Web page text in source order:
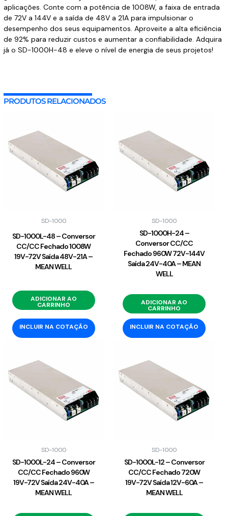
aplicações. Conte com a potência de 1008W, a faixa de entrada
de 72V a 144V e a saída de 48V a 21A para impulsionar o
desempenho dos seus equipamentos. Aproveite a alta eficiência
de 92% para reduzir custos e aumentar a confiabilidade. Adquira
já o SD-1000H-48 e eleve o nível de energia de seus projetos!
PRODUTOS RELACIONADOS
SD-1000
SD-1000L-48 – Conversor
CC/CC Fechado 1008W
19V-72V Saída 48V-21A –
MEAN WELL
ADICIONAR AO
CARRINHO
INCLUIR NA COTAÇÃO
SD-1000
SD-1000H-24 –
Conversor CC/CC
Fechado 960W 72V-144V
Saída 24V-40A – MEAN
WELL
ADICIONAR AO
CARRINHO
INCLUIR NA COTAÇÃO
SD-1000
SD-1000L-24 – Conversor
CC/CC Fechado 960W
19V-72V Saída 24V-40A –
MEAN WELL
SD-1000
SD-1000L-12 – Conversor
CC/CC Fechado 720W
19V-72V Saída 12V-60A –
MEAN WELL